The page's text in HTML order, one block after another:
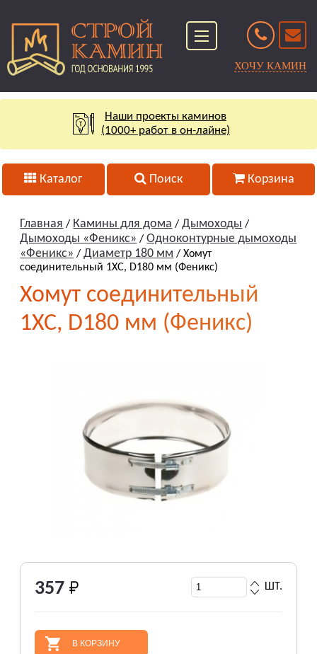
ХОЧУ КАМИН
Наши проекты каминов
(1000+ работ в он-лайне)
Каталог Поиск Корзина
Главная / Камины для дома /Дымоходы /
Дымоходы «Феникс» /Одноконтурные дымоходы
«Феникс» /Диаметр 180 мм / Хомут
соединительный 1ХС, D180 мм (Феникс)
Хомут соединительный
1ХС, D180 мм (Феникс)
357
В КОРЗИНУ
ШТ.